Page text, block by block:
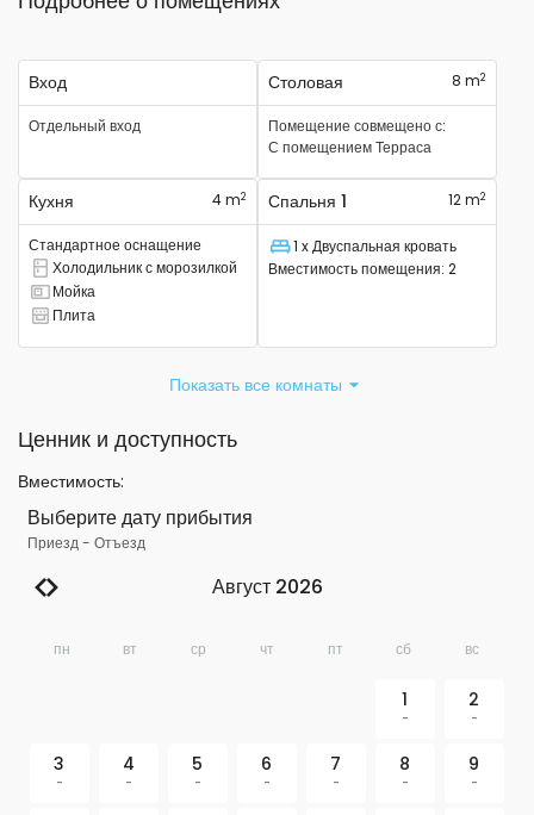
Вход
Отдельный вход
Столовая 8 m2
Помещение совмещено с:
С помещениемТерраса
Кухня 4 m2
Стандартное оснащение
Есть комбинированный холодильник.
Холодильник с морозилкой
Там есть раковина
Мойка
Там есть плита
Плита
Спальня 1 12 m2
Спальное место
1 x Двуспальная кровать
Вместимость помещения: 2
Показать все комнаты
Ценник и доступность
Вместимость:
Выберите дату прибытия
Приезд- Отъезд
Август 2026
пн вт ср чт пт сб вс
1
-
2
-
3
-
4
-
5
-
6
-
7
-
8
-
9
-